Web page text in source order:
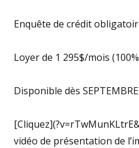
Enquête de crédit
Loyer de 1 295$/mois
Disponible dès SEPTEMBRE
vidéo de présentation de